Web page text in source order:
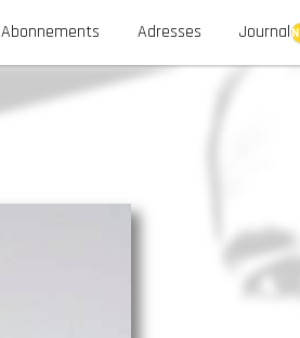
Abonnements Adresses Journal